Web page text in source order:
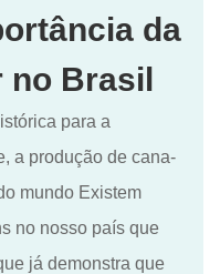
da
no Brasil
para a
a produção de cana-
mundo Existem
no nosso país que
já demonstra que